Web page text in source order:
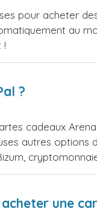
pour acheter
au
!
?
cadeaux
autres
une